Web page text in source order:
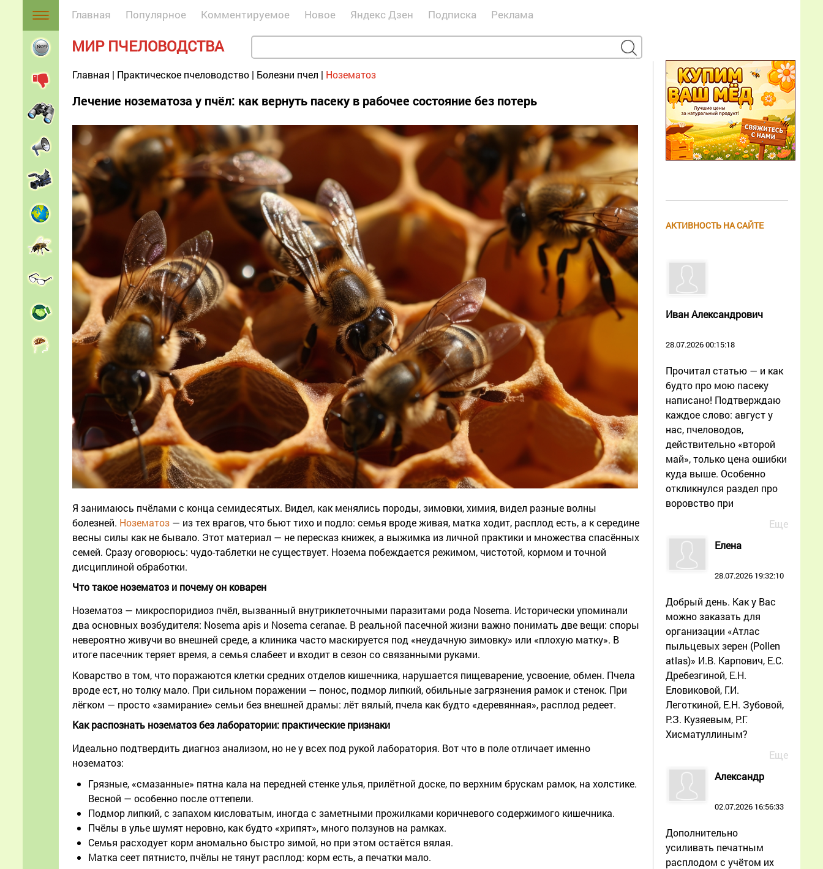
Главная Популярное Комментируемое Новое Яндекс Дзен Подписка Реклама
МИР ПЧЕЛОВОДСТВА
Главная | Практическое пчеловодство | Болезни пчел | Нозематоз
Лечение нозематоза у пчёл: как вернуть пасеку в рабочее состояние без потерь
Я занимаюсь пчёлами с конца семидесятых. Видел, как менялись породы, зимовки, химия, видел разные волны
болезней. Нозематоз — из тех врагов, что бьют тихо и подло: семья вроде живая, матка ходит, расплод есть, а к середине
весны силы как не бывало. Этот материал — не пересказ книжек, а выжимка из личной практики и множества спасённых
семей. Сразу оговорюсь: чудо-таблетки не существует. Нозема побеждается режимом, чистотой, кормом и точной
дисциплиной обработки.
Что такое нозематоз и почему он коварен
Нозематоз — микроспоридиоз пчёл, вызванный внутриклеточными паразитами рода Nosema. Исторически упоминали
два основных возбудителя: Nosema apis и Nosema ceranae. В реальной пасечной жизни важно понимать две вещи: споры
невероятно живучи во внешней среде, а клиника часто маскируется под «неудачную зимовку» или «плохую матку». В
итоге пасечник теряет время, а семья слабеет и входит в сезон со связанными руками.
Коварство в том, что поражаются клетки средних отделов кишечника, нарушается пищеварение, усвоение, обмен. Пчела
вроде ест, но толку мало. При сильном поражении — понос, подмор липкий, обильные загрязнения рамок и стенок. При
лёгком — просто «замирание» семьи без внешней драмы: лёт вялый, пчела как будто «деревянная», расплод редеет.
Как распознать нозематоз без лаборатории: практические признаки
Идеально подтвердить диагноз анализом, но не у всех под рукой лаборатория. Вот что в поле отличает именно
нозематоз:
Грязные, «смазанные» пятна кала на передней стенке улья, прилётной доске, по верхним брускам рамок, на холстике.
Весной — особенно после оттепели.
Подмор липкий, с запахом кисловатым, иногда с заметными прожилками коричневого содержимого кишечника.
Пчёлы в улье шумят неровно, как будто «хрипят», много ползунов на рамках.
Семья расходует корм аномально быстро зимой, но при этом остаётся вялая.
Матка сеет пятнисто, пчёлы не тянут расплод: корм есть, а печатки мало.
АКТИВНОСТЬ НА САЙТЕ
Иван Александрович
28.07.2026 00:15:18
Прочитал статью — и как
будто про мою пасеку
написано! Подтверждаю
каждое слово: август у
нас, пчеловодов,
действительно «второй
май», только цена ошибки
куда выше. Особенно
откликнулся раздел про
воровство при
Еще
Елена
28.07.2026 19:32:10
Добрый день. Как у Вас
можно заказать для
организации «Атлас
пыльцевых зерен (Pollen
atlas)» И.В. Карпович, Е.С.
Дребезгиной, Е.Н.
Еловиковой, Г.И.
Леготкиной, Е.Н. Зубовой,
Р.З. Кузяевым, Р.Г.
Хисматуллиным?
Еще
Александр
02.07.2026 16:56:33
Дополнительно
усиливать печатным
расплодом с учётом их